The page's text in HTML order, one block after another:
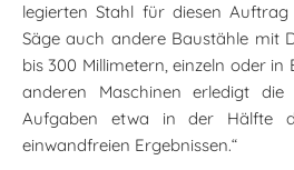
legierten Stahl für diesen
Säge auch andere Baustähle mit
bis 300 Millimetern, einzeln oder in
anderen Maschinen erledigt die
Aufgaben etwa in der Hälfte
einwandfreien Ergebnissen.“